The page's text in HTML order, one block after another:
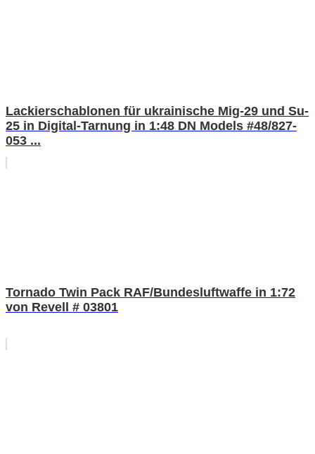
Lackierschablonen für ukrainische Mig-29 und Su-
25 in Digital-Tarnung in 1:48 DN Models #48/827-
053 ...
Tornado Twin Pack RAF/Bundesluftwaffe in 1:72
von Revell # 03801